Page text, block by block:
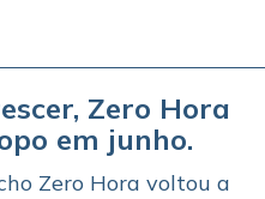
Zero Hora
em junho.
Zero Hora voltou a